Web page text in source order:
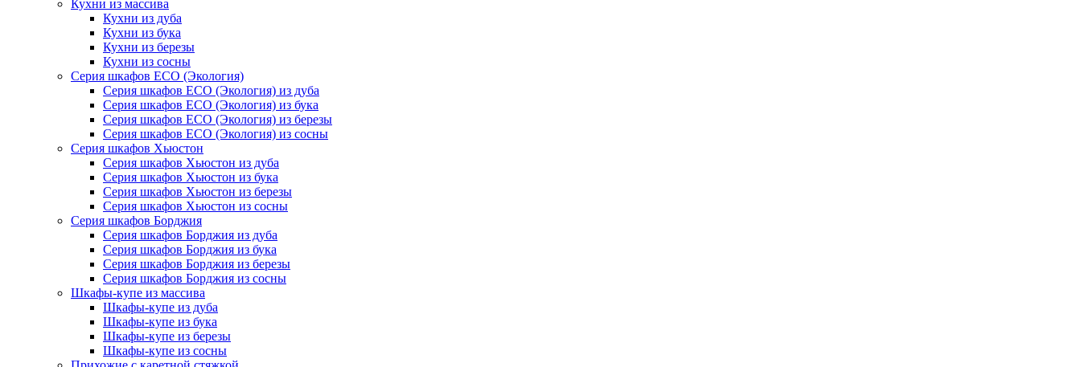
Кухни из массива
Кухни из дуба
Кухни из бука
Кухни из березы
Кухни из сосны
Серия шкафов ECO (Экология)
Серия шкафов ECO (Экология) из дуба
Серия шкафов ECO (Экология) из бука
Серия шкафов ECO (Экология) из березы
Серия шкафов ECO (Экология) из сосны
Серия шкафов Хьюстон
Серия шкафов Хьюстон из дуба
Серия шкафов Хьюстон из бука
Серия шкафов Хьюстон из березы
Серия шкафов Хьюстон из сосны
Серия шкафов Борджия
Серия шкафов Борджия из дуба
Серия шкафов Борджия из бука
Серия шкафов Борджия из березы
Серия шкафов Борджия из сосны
Шкафы-купе из массива
Шкафы-купе из дуба
Шкафы-купе из бука
Шкафы-купе из березы
Шкафы-купе из сосны